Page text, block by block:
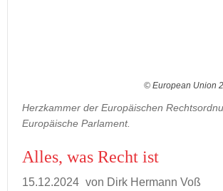
© European Union
Herzkammer der Europäischen
Europäische Parlament.
Alles, was Recht ist
15.12.2024 von Dirk Her­mann Voß